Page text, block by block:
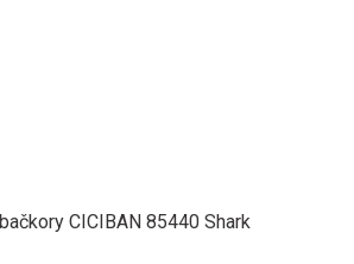
CICIBAN 85440 Shark